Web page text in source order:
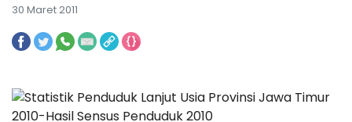
30 Maret 2011